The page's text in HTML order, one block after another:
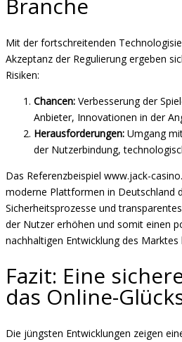
Mit der fortschreitenden
Akzeptanz der Regulierung ergeben
Risiken:
Chancen: Verbesserung der
Anbieter, Innovationen in der
Herausforderungen: Umgang
der Nutzerbindung,
Das Referenzbeispiel www.jack-
moderne Plattformen in Deutschland
Sicherheitsprozesse und
der Nutzer erhöhen und somit einen
nachhaltigen Entwicklung des Marktes
Fazit: Eine
das Online-
Die jüngsten Entwicklungen zeigen